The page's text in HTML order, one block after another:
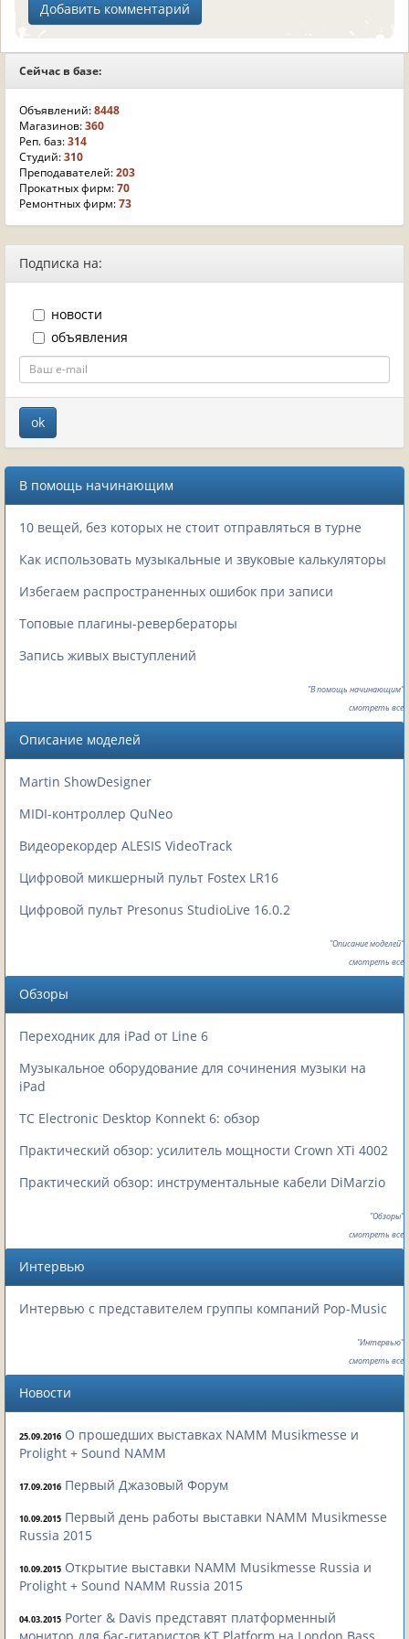
Сейчас в базе:
Объявлений:8448
Магазинов:360
Реп. баз:314
Студий:310
Преподавателей:203
Прокатных фирм:70
Ремонтных фирм:73
Подписка на:
новости
объявления
В помощь начинающим
10 вещей, без которых не стоит отправляться в турне
Как использовать музыкальные и звуковые калькуляторы
Избегаем распространенных ошибок при записи
Топовые плагины-ревербераторы
Запись живых выступлений
"В помощь начинающим"
смотреть все
Описание моделей
Martin ShowDesigner
MIDI-контроллер QuNeo
Видеорекордер ALESIS VideoTrack
Цифровой микшерный пульт Fostex LR16
Цифровой пульт Presonus StudioLive 16.0.2
"Описание моделей"
смотреть все
Обзоры
Переходник для iPad от Line 6
Музыкальное оборудование для сочинения музыки на
iPad
TC Electronic Desktop Konnekt 6: обзор
Практический обзор: усилитель мощности Crown XTi 4002
Практический обзор: инструментальные кабели DiMarzio
"Обзоры"
смотреть все
Интервью
Интервью с представителем группы компаний Pop-Music
"Интервью"
смотреть все
Новости
25.09.2016 О прошедших выставках NAMM Musikmesse и
Prolight + Sound NAMM
17.09.2016 Первый Джазовый Форум
10.09.2015 Первый день работы выставки NAMM Musikmesse
Russia 2015
10.09.2015 Открытие выставки NAMM Musikmesse Russia и
Prolight + Sound NAMM Russia 2015
04.03.2015 Porter & Davis представят платформенный